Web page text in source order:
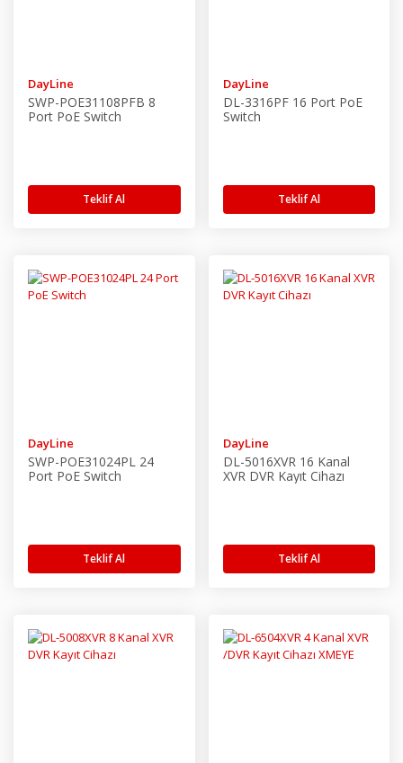
DayLine
SWP-POE31108PFB 8
Port PoE Switch
Teklif Al
DayLine
DL-3316PF 16 Port PoE
Switch
Teklif Al
DayLine
SWP-POE31024PL 24
Port PoE Switch
Teklif Al
DayLine
DL-5016XVR 16 Kanal
XVR DVR Kayıt Cihazı
Teklif Al